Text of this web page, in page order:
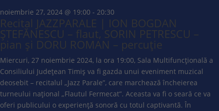
noiembrie 27, 2024 @ 19:00 - 20:30
Recital JAZZPARALE | ION BOGDAN
ȘTEFĂNESCU – flaut, SORIN PETRESCU –
pian și DORU ROMAN – percuție
Miercuri, 27 noiembrie 2024, la ora 19:00, Sala Multifuncțională a
Consiliului Județean Timiș va fi gazda unui eveniment muzical
deosebit – recitalul „Jazz Parale”, care marchează încheierea
turneului național „Flautul Fermecat”. Aceasta va fi o seară ce va
oferi publicului o experiență sonoră cu totul captivantă. În